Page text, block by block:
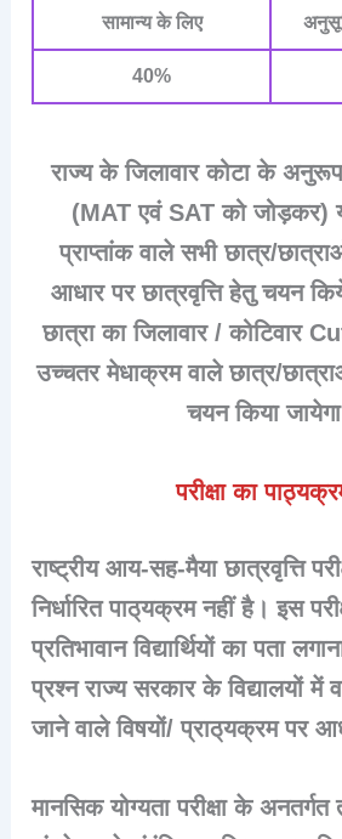
सामान्य के लिए
40%
राज्य के जिलावार कोटा के
(MAT एवं SAT को जोड़कर)
प्राप्तांक वाले सभी छात्र/
आधार पर छात्रवृत्ति हेतु चयन
छात्रा का जिलावार / कोटिवार
उच्चतर मेधाक्रम वाले छात्र/
चयन किया
परीक्षा का
राष्ट्रीय आय-सह-मैया छात्रवृत्ति
निर्धारित पाठ्‌यक्रम नहीं है। इस
प्रतिभावान विद्यार्थियों का पता
प्रश्न राज्य सरकार के विद्यालयों में
जाने वाले विषयों/ प्राठ्‌यक्रम पर
मानसिक योग्यता परीक्षा के